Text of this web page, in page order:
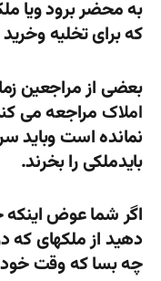
به محضر برود ویا
که برای تخلیه
بعضی از مراجعین
املاکمراجعه می
نمانده است وباید
بایدملکی را بخرند.
اگر شما عوض اینکه
دهید از ملکهای که
چه بسا که وقت خود